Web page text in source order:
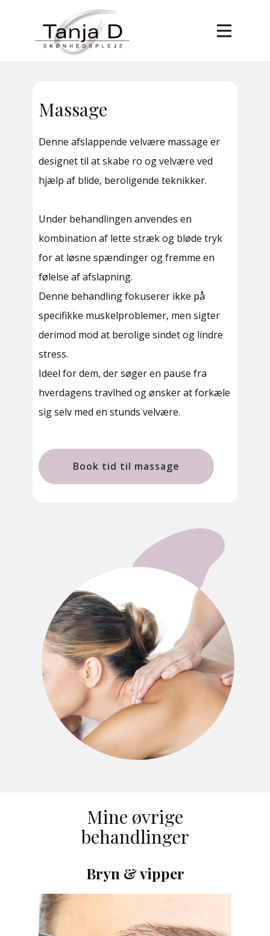
Forside
Om Tanja D
Kontakt
Massage
Denne afslappende velvære massage er
designet til at skabe ro og velvære ved
hjælp af blide, beroligende teknikker.
Under behandlingen anvendes en
kombination af lette stræk og bløde tryk
for at løsne spændinger og fremme en
følelse af afslapning.
Denne behandling fokuserer ikke på
specifikke muskelproblemer, men sigter
derimod mod at berolige sindet og lindre
stress.
Ideel for dem, der søger en pause fra
hverdagens travlhed og ønsker at forkæle
sig selv med en stunds velvære.
Book tid til massage
Mine øvrige
behandlinger
Bryn & vipper